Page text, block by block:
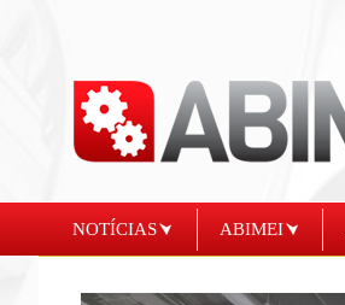
NOTÍCIAS ABIMEI